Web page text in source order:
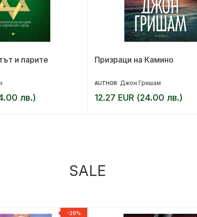
и парите
лв.)
Призраци на Камино
AUTHOR: Джон Гришам
12.27 EUR (24.00 лв.)
SALE
-20%